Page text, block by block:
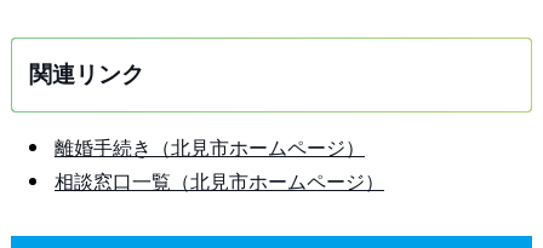
関連リンク
離婚手続き（北見市ホームページ）
相談窓口一覧（北見市ホームページ）